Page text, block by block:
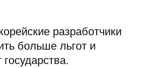
разработчики
больше льгот и